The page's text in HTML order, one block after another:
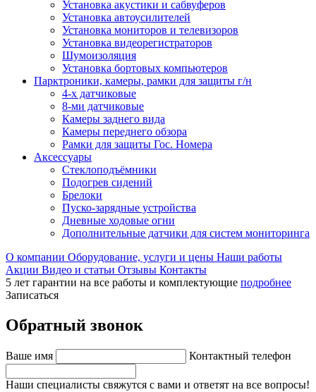
Установка акустики и сабвуферов
Установка автоусилителей
Установка мониторов и телевизоров
Установка видеорегистраторов
Шумоизоляция
Установка бортовых компьютеров
Парктроники, камеры, рамки для защиты г/н
4-х датчиковые
8-ми датчиковые
Камеры заднего вида
Камеры переднего обзора
Рамки для защиты Гос. Номера
Аксессуары
Стеклоподъёмники
Подогрев сидений
Брелоки
Пуско-зарядные устройства
Дневные ходовые огни
Дополнительные датчики для систем мониторинга
О компании Оборудование, услуги и цены Наши работы
Акции Видео и статьи Отзывы Контакты
5 лет гарантии на все работы и комплектующие подробнее
Записаться
Обратный звонок
Ваше имя Контактный телефон
Наши специалисты свяжутся с вами и ответят на все вопросы!